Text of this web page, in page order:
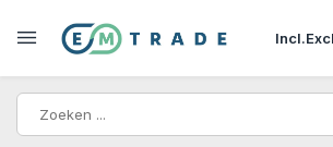
Incl.